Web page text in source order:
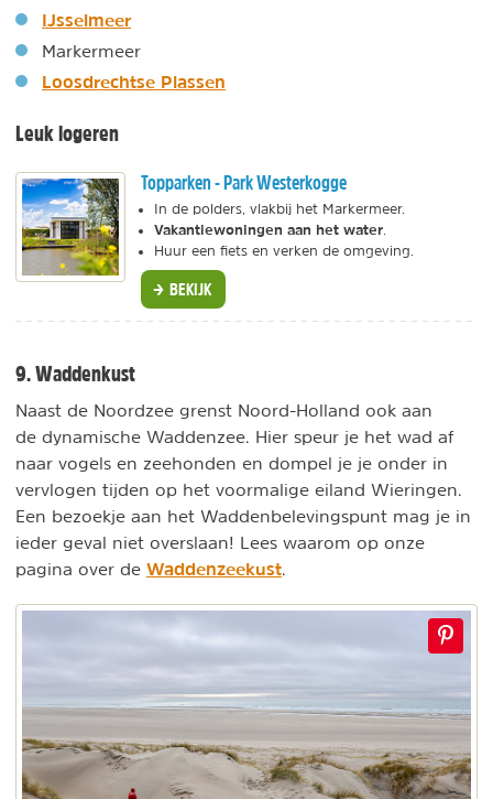
IJsselmeer
Markermeer
Loosdrechtse Plassen
Leuk logeren
Topparken - Park Westerkogge
In de polders, vlakbij het Markermeer.
Vakantiewoningen aan het water
Huur een fiets en verken de omgeving.
BEKIJK
9. Waddenkust
Naast de Noordzee grenst Noord-Holland ook aan
de dynamische Waddenzee. Hier speur je het wad af
naar vogels en zeehonden en dompel je je onder in
vervlogen tijden op het voormalige eiland Wieringen.
Een bezoekje aan het Waddenbelevingspunt mag je in
ieder geval niet overslaan! Lees waarom op onze
pagina over de Waddenzeekust